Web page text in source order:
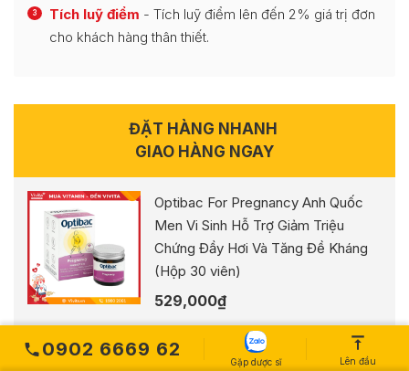
3 Tích luỹ điểm - Tích luỹ điểm lên đến 2% giá trị đơn
cho khách hàng thân thiết.
ĐẶT HÀNG NHANH
GIAO HÀNG NGAY
Optibac For Pregnancy Anh Quốc
Men Vi Sinh Hỗ Trợ Giảm Triệu
Chứng Đầy Hơi Và Tăng Đề Kháng
(Hộp 30 viên)
529,000₫
Tên bạn
0902 6669 62
Gặp dược sĩ Lên đầu